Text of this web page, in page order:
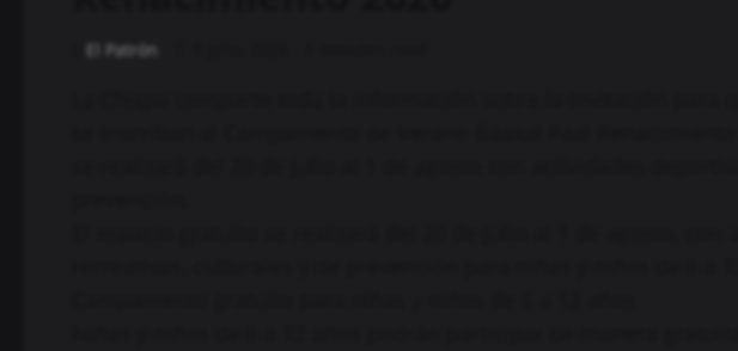
El Patrón